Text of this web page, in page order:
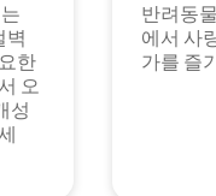
벽
한
오
성
반려동
에서 사
가를 즐